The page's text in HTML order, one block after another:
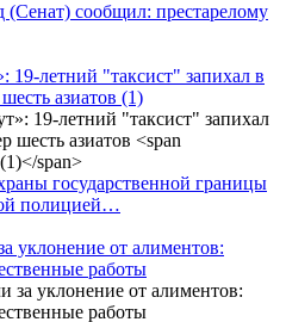
сообщил: престарелому
19-летний "таксист" запихал в
азиатов (1)
государственной границы
полицией…
уклонение от алиментов:
работы